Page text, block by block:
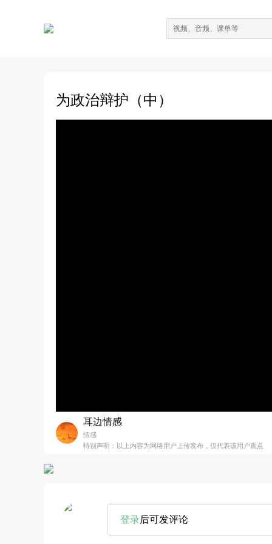
为政治辩护（中）
耳边情感
情感
特别声明：以上内容为网络用户上传发布，仅代表该用户观点
登录后可发评论